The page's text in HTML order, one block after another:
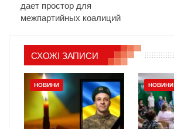
дает простор для
межпартийных коалиций
СХОЖІ ЗАПИСИ
НОВИНИ НОВИНИ